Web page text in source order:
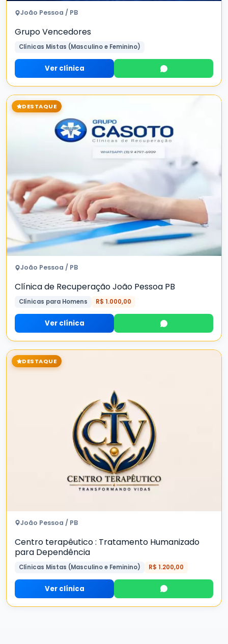
João Pessoa / PB
Grupo Vencedores
Clínicas Mistas (Masculino e Feminino)
Ver clínica
DESTAQUE
João Pessoa / PB
Clínica de Recuperação João Pessoa PB
Clínicas para Homens R$ 1.000,00
Ver clínica
DESTAQUE
João Pessoa / PB
Centro terapêutico : Tratamento Humanizado
para Dependência
Clínicas Mistas (Masculino e Feminino) R$ 1.200,00
Ver clínica